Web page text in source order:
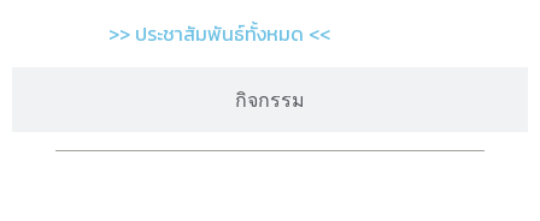
กิจกรรม
>> ประชาสัมพันธ์ทั้งหมด <<